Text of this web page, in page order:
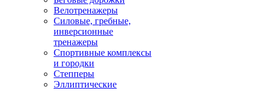
Велотренажеры
Силовые, гребные,
инверсионные
тренажеры
Спортивные комплексы
и городки
Степперы
Эллиптические